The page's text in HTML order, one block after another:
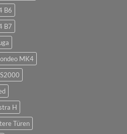
B6
B7
MK4
H
Türen